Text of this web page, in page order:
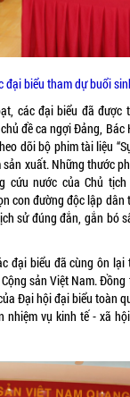
miễn phí
Cư Pui
đại biểu tham dự buổi
các đại biểu đã được
đề ca ngợi Đảng, Bác
dõi bộ phim tài liệu
sản xuất. Những thước
cứu nước của Chủ
con đường độc lập dân
sử đúng đắn, gắn bó
đại biểu đã cùng ôn
sản Việt Nam.
Đại hội đại biểu toàn
nhiệm vụ kinh tế - xã